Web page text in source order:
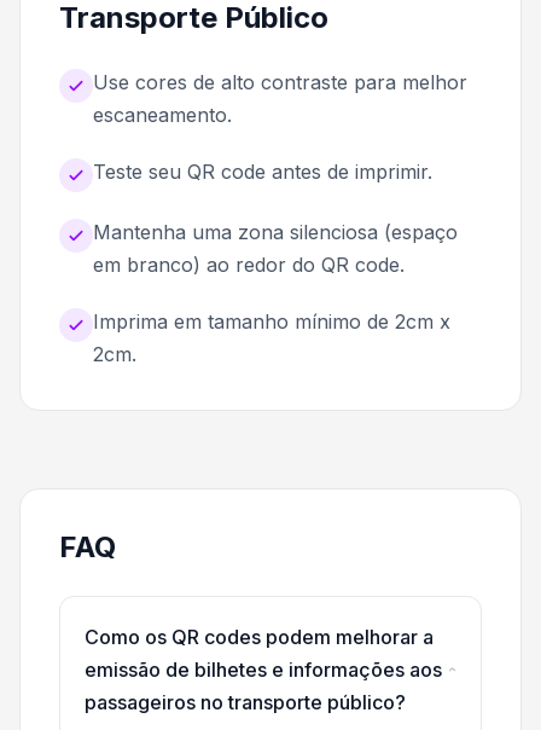
Transporte Público
Use cores de alto contraste para melhor
escaneamento.
Teste seu QR code antes de imprimir.
Mantenha uma zona silenciosa (espaço
em branco) ao redor do QR code.
Imprima em tamanho mínimo de 2cm x
2cm.
FAQ
Como os QR codes podem melhorar a
emissão de bilhetes e informações aos
passageiros no transporte público?